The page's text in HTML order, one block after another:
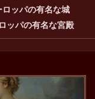
ロッパの有名な城
ッパの有名な宮殿